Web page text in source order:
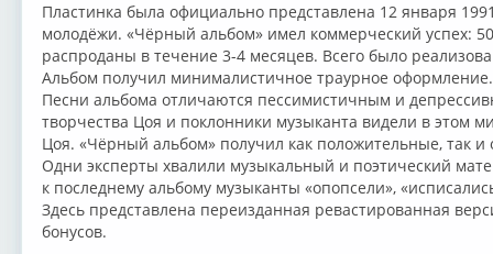
Пластинка была официально представлена 12 января
молодёжи. «Чёрный альбом» имел коммерческий успех:
распроданы в течение 3-4 месяцев. Всего было
Альбом получил минималистичное траурное оформление.
Песни альбома отличаются пессимистичным и
творчества Цоя и поклонники музыканта видели в этом
Цоя. «Чёрный альбом» получил как положительные, так
Одни эксперты хвалили музыкальный и поэтический
к последнему альбому музыканты «опопсели»,
Здесь представлена переизданная ревастированная
бонусов.